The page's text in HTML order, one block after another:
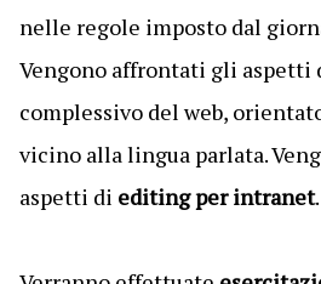
nelle regole imposto dal
Vengono affrontati gli aspetti
complessivo del web,
vicino alla lingua parlata.
aspetti di editing per intranet.